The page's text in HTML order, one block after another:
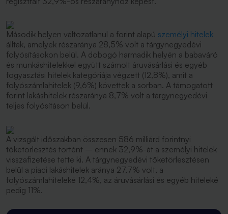
Második helyen változatlanul a forint alapú személyi hitelek
álltak, amelyek részaránya 28,5% volt a tárgynegyedévi
folyósításokon belül. A dobogó harmadik helyén a babaváró
és munkáshitelekkel együtt számolt áruvásárlási és egyéb
fogyasztási hitelek kategóriája végzett (12,8%), amit a
folyószámlahitelek (9,6%) követtek a sorban. A támogatott
forint lakáshitelek részaránya 8,7% volt a tárgynegyedévi
teljes folyósításon belül.
A vizsgált időszakban összesen 586 milliárd forintnyi
tőketörlesztés történt – ennek 32,9%-át a személyi hitelek
visszafizetése tette ki. A tárgynegyedévi tőketörlesztésen
belül a piaci lakáshitelek aránya 27,7% volt, a
folyószámlahiteleké 12,4%, az áruvásárlási és egyéb hiteleké
pedig 11%.